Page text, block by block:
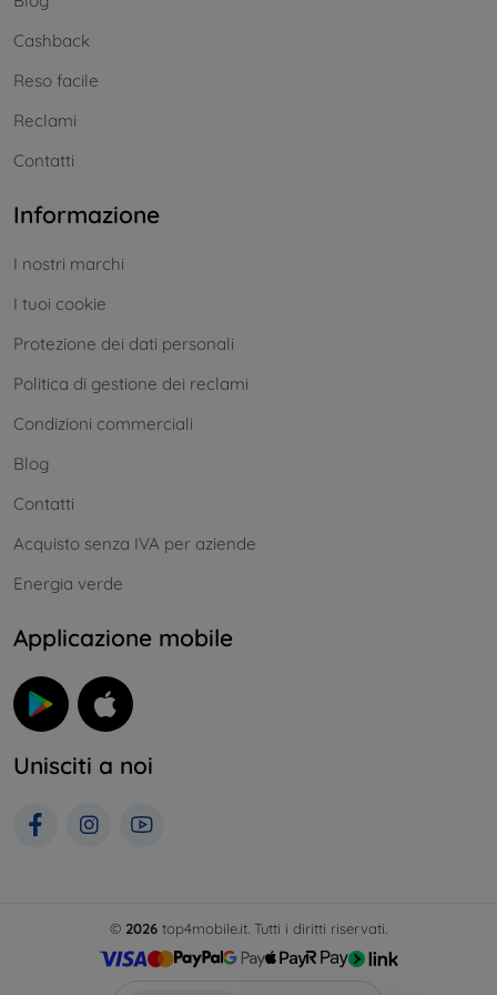
Cashback
Reso facile
Reclami
Contatti
Informazione
I nostri marchi
I tuoi cookie
Protezione dei dati personali
Politica di gestione dei reclami
Condizioni commerciali
Blog
Contatti
Acquisto senza IVA per aziende
Energia verde
Applicazione mobile
Unisciti a noi
© 2026 top4mobile.it. Tutti i diritti riservati.